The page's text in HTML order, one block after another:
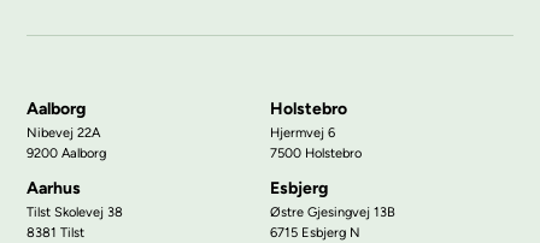
Aalborg
Nibevej 22A
9200 Aalborg
Holstebro
Hjermvej 6
7500 Holstebro
Aarhus
Tilst Skolevej 38
8381 Tilst
Esbjerg
Østre Gjesingvej 13B
6715 Esbjerg N